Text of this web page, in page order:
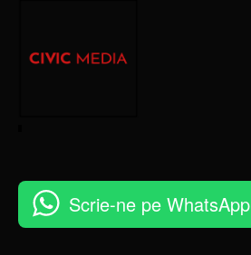
Scrie-ne pe WhatsApp